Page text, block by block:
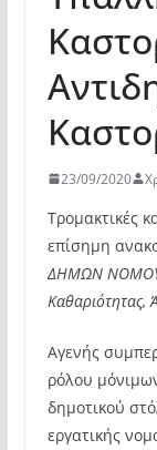
23/09/2020
Τρομακτικές
επίσημη
ΔΗΜΩΝ ΝΟΜΟΥ
Καθαριότητας,
Αγενής
ρόλου
δημοτικού
εργατικής